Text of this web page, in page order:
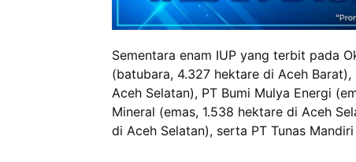
Sementara enam IUP yang terbit pada
(batubara, 4.327 hektare di Aceh
Aceh Selatan), PT Bumi Mulya Energi
Mineral (emas, 1.538 hektare di Aceh
di Aceh Selatan), serta PT Tunas